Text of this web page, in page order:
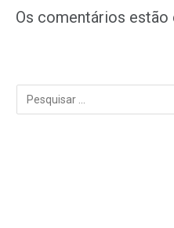
Os comentários estão